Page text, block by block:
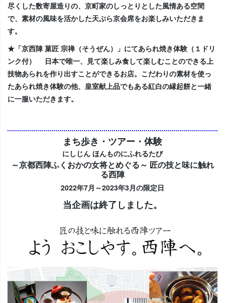
尽くした数寄屋造りの、京町家のしっとりとした風情ある空間
で、素材の風味を活かした天ぷら京会席をお楽しみいただきま
す。
★「京西陣 菓匠 宗禅（そうぜん）」にてあられ焼き体験（１ドリ
ンク付） 日本で唯一、見て楽しみ食して楽しむことのできる上
技物あられを作り出すことができるお店。こだわりの素材を使っ
たあられ焼き体験の他、皇室献上品でもある紅白の縁起餅と一緒
に一服いただきます。
まち歩き・ツアー・体験
にしじん ほんものにふれるたび
～京都西陣ふくおかの女将とめぐる～ 匠の技と味に触れ
る西陣
2022年7月～2023年3月の限定日
当企画は終了しました。